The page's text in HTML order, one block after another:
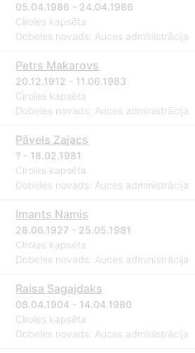
05.04.1986 - 24.04.1986
Ciroles kapsēta
Dobeles novads: Auces administrācija
Petrs Makarovs
20.12.1912 - 11.06.1983
Ciroles kapsēta
Dobeles novads: Auces administrācija
Pāvels Zajacs
? - 18.02.1981
Ciroles kapsēta
Dobeles novads: Auces administrācija
Imants Namis
28.06.1927 - 25.05.1981
Ciroles kapsēta
Dobeles novads: Auces administrācija
Raisa Sagajdaks
08.04.1904 - 14.04.1980
Ciroles kapsēta
Dobeles novads: Auces administrācija